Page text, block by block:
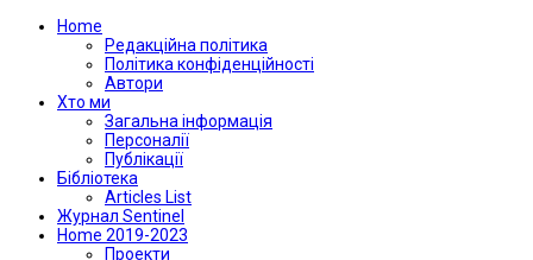
Home
Редакційна політика
Політика конфіденційності
Автори
Хто ми
Загальна інформація
Персоналії
Публікації
Бібліотека
Articles List
Журнал Sentinel
Home 2019-2023
Проекти